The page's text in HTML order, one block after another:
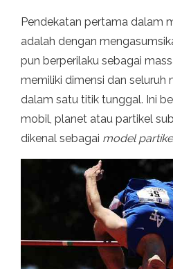
Pendekatan pertama dalam
adalah dengan
pun berperilaku sebagai
memiliki dimensi dan seluruh
dalam satu titik tunggal. Ini
mobil, planet atau partikel
dikenal sebagai model